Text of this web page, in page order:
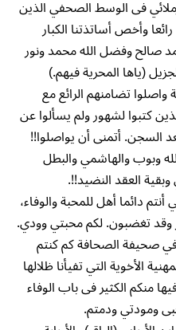
فى الوسط الصحفي الذين
وأخص أساتذتنا الكبار
صالح وفضل الله محمد ونور
(ياها المحرية فيهم.)
تضامنهم الرائع مع
كتبوا لشهور ولم يسألوا عن
السجن. أتمنى أن يواصلوا!!
وبوب والهاشمي والبطل
العقد النضيد!!.
دائما أهل للمحبة والوفاء،
وقد تغضبون. لكم محبتي وودي.
صحيفة الصحافة كم كنتم
الأخوية التي تفيأنا ظلالها
منكم الكثير فى باب الوفاء
ومودتي ودمتم.